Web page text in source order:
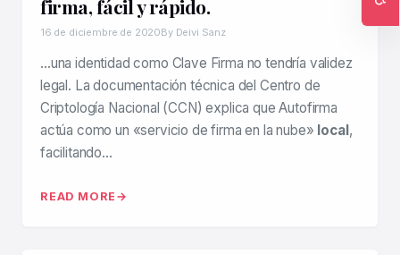
firma, fácil y rápido.
16 de diciembre de 2020By Deivi Sanz
…una identidad como Clave Firma no tendría validez
legal. La documentación técnica del Centro de
Criptología Nacional (CCN) explica que Autofirma
actúa como un «servicio de firma en la nube» local ,
facilitando…
READ MORE